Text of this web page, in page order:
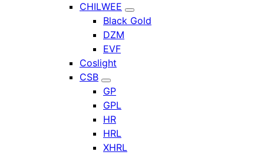
CHILWEE
Black Gold
DZM
EVF
Coslight
CSB
GP
GPL
HR
HRL
XHRL